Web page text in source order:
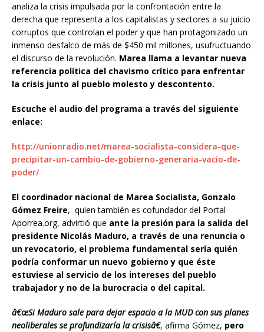
analiza la crisis impulsada por la confrontación entre la
derecha que representa a los capitalistas y sectores a su juicio
corruptos que controlan el poder y que han protagonizado un
inmenso desfalco de más de $450 mil millones, usufructuando
el discurso de la revolución. Marea llama a levantar nueva
referencia política del chavismo crítico para enfrentar
la crisis junto al pueblo molesto y descontento.
Escuche el audio del programa a través del siguiente
enlace:
http://unionradio.net/marea-socialista-considera-que-
precipitar-un-cambio-de-gobierno-generaria-vacio-de-
poder/
El coordinador nacional de Marea Socialista, Gonzalo
Gómez Freire, quien también es cofundador del Portal
Aporrea.org, advirtió que ante la presión para la salida del
presidente Nicolás Maduro, a través de una renuncia o
un revocatorio, el problema fundamental sería quién
podría conformar un nuevo gobierno y que éste
estuviese al servicio de los intereses del pueblo
trabajador y no de la burocracia o del capital.
â€œSi Maduro sale para dejar espacio a la MUD con sus planes
neoliberales se profundizaría la crisisâ€, afirma Gómez, pero